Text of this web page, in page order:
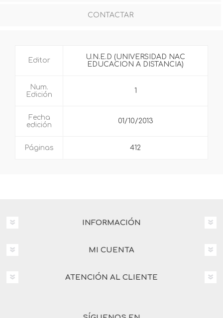
CONTACTAR
Editor
U.N.E.D (UNIVERSIDAD NAC
EDUCACION A DISTANCIA)
Num.
Edición
1
Fecha
edición
01/10/2013
Páginas 412
INFORMACIÓN
MI CUENTA
ATENCIÓN AL CLIENTE